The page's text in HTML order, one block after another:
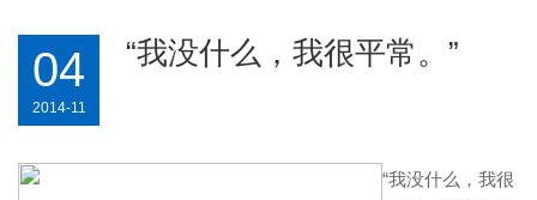
04
2014-11
“我没什么，我很平常。”
“我没什么，我很